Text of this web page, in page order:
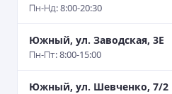
Пн-Нд: 8:00-20:30
Южный, ул. Заводская, 3Е
Пн-Пт: 8:00-15:00
Южный, ул. Шевченко, 7/2